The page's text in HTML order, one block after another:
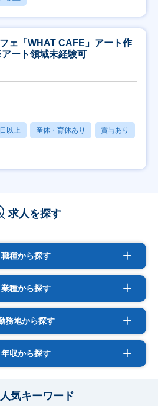
ェ「WHAT CAFE」アート作
ート領域未経験可
以上 産休・育休あり 賞与あり
求人を探す
職種から探す
業種から探す
務地から探す
年収から探す
人気キーワード